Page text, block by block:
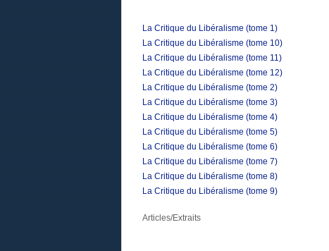
La Critique du Libéralisme (tome 1)
La Critique du Libéralisme (tome 10)
La Critique du Libéralisme (tome 11)
La Critique du Libéralisme (tome 12)
La Critique du Libéralisme (tome 2)
La Critique du Libéralisme (tome 3)
La Critique du Libéralisme (tome 4)
La Critique du Libéralisme (tome 5)
La Critique du Libéralisme (tome 6)
La Critique du Libéralisme (tome 7)
La Critique du Libéralisme (tome 8)
La Critique du Libéralisme (tome 9)
Articles/Extraits